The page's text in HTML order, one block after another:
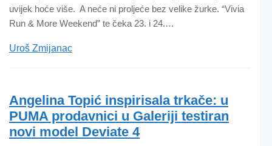
uvijek hoće više. A neće ni proljeće bez velike žurke. “Vivia
Run & More Weekend” te čeka 23. i 24.…
Uroš Zmijanac
Angelina Topić inspirisala trkače: u
PUMA prodavnici u Galeriji testiran
novi model Deviate 4